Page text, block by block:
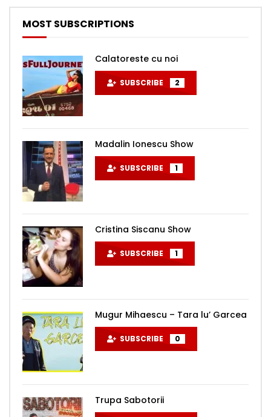
MOST SUBSCRIPTIONS
Calatoreste cu noi
SUBSCRIBE 2
Madalin Ionescu Show
SUBSCRIBE 1
Cristina Siscanu Show
SUBSCRIBE 1
Mugur Mihaescu – Tara lu’ Garcea
SUBSCRIBE 0
Trupa Sabotorii